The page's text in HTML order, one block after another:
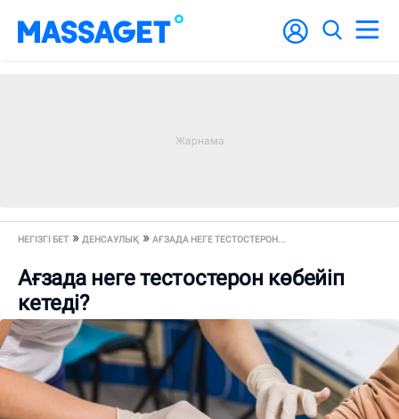
НЕГІЗГІ БЕТ ДЕНСАУЛЫҚ АҒЗАДА НЕГЕ ТЕСТОСТЕРОН...
Ағзада неге тестостерон көбейіп
кетеді?